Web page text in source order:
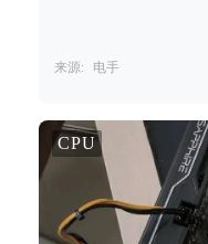
来源: 电手
CPU